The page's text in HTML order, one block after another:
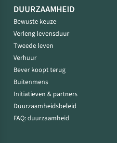
DUURZAAMHEID
Bewuste keuze
Verleng levensduur
Tweede leven
Verhuur
Bever koopt terug
Buitenmens
Initiatieven & partners
Duurzaamheidsbeleid
FAQ: duurzaamheid